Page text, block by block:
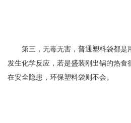
第三，无毒无害，普通塑料袋都是
发生化学反应，若是盛装刚出锅的热
在安全隐患，环保塑料袋则不会。